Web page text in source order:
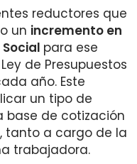
reductores que
un incremento en
para ese
de Presupuestos
año. Este
un tipo de
base de cotización
tanto a cargo de la
trabajadora.